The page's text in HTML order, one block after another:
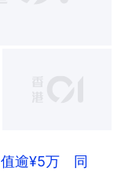
+6
值逾¥5万 同